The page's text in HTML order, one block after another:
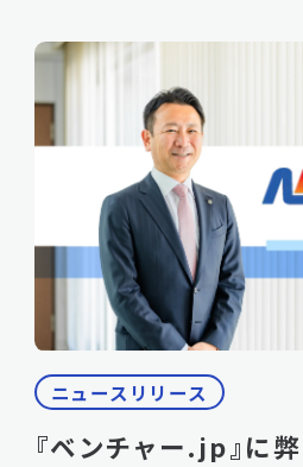
ニュースリリース
『ベンチャー.jp』に